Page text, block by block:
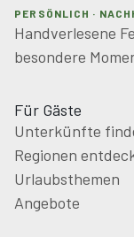
PERSÖNLICH ·
Handverlesene
besondere
Für Gäste
Unterkünfte
Regionen
Urlaubsthemen
Angebote